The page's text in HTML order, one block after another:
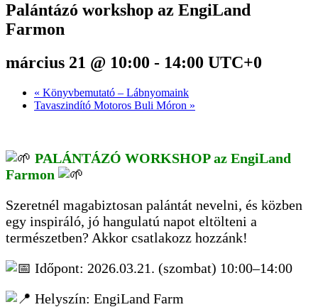
Palántázó workshop az EngiLand
Farmon
március 21 @ 10:00 - 14:00 UTC+0
« Könyvbemutató – Lábnyomaink
Tavaszindító Motoros Buli Móron »
PALÁNTÁZÓ WORKSHOP az EngiLand
Farmon
Szeretnél magabiztosan palántát nevelni, és közben
egy inspiráló, jó hangulatú napot eltölteni a
természetben? Akkor csatlakozz hozzánk!
Időpont: 2026.03.21. (szombat) 10:00–14:00
Helyszín: EngiLand Farm